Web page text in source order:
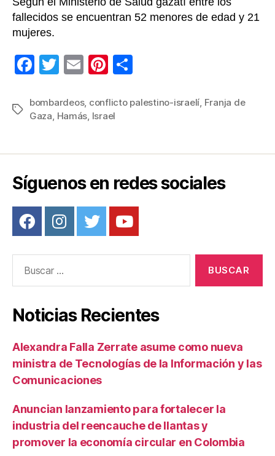
fallecidos se encuentran 52 menores de edad y 21
mujeres.
F
c
e
o
k
T
tt
er
E
ail
Pi
er
e
m
Etiquetas
bombardeos, conflicto palestino-israelí, Franja de
Gaza, Hamás, Israel
Síguenos en redes sociales
Noticias Recientes
Alexandra Falla Zerrate asume como nueva
ministra de Tecnologías de la Información y las
Comunicaciones
Anuncian lanzamiento para fortalecer la
industria del reencauche de llantas y
promover la economía circular en Colombia